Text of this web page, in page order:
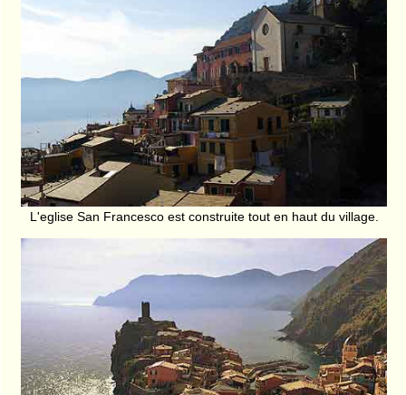
L'eglise San Francesco est construite tout en haut du village.